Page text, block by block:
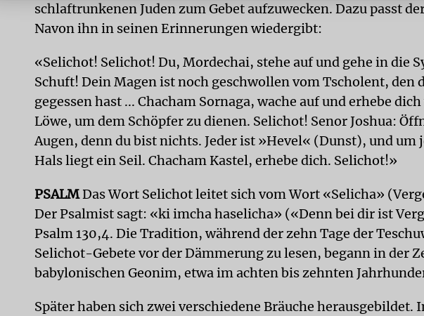
schlaftrunkenen Juden zum Gebet aufzuwecken. Dazu passt
Navon ihn in seinen Erinnerungen wiedergibt:
«Selichot! Selichot! Du, Mordechai, stehe auf und gehe in die
Schuft! Dein Magen ist noch geschwollen vom Tscholent, den
gegessen hast ... Chacham Sornaga, wache auf und erhebe
Löwe, um dem Schöpfer zu dienen. Selichot! Senor Joshua:
Augen, denn du bist nichts. Jeder ist »Hevel« (Dunst), und um
Hals liegt ein Seil. Chacham Kastel, erhebe dich. Selichot!»
PSALMDas Wort Selichot leitet sich vom Wort «Selicha»
Der Psalmist sagt: «ki imcha haselicha» («Denn bei dir ist
Psalm 130,4. Die Tradition, während der zehn Tage der
Selichot-Gebete vor der Dämmerung zu lesen, begann in der
babylonischen Geonim, etwa im achten bis zehnten
Später haben sich zwei verschiedene Bräuche herausgebildet.